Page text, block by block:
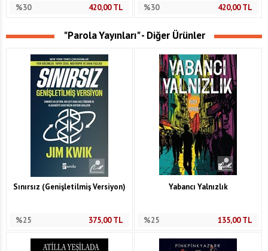
%30 420,00TL %30 420,00TL
"Parola Yayınları" - Diğer Ürünler
Sınırsız (Genişletilmiş Versiyon)
%25 375,00TL
Yabancı Yalnızlık
%25 135,00TL